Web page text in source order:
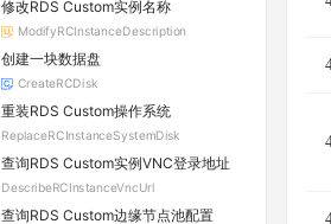
修改RDS Custom实例名称
ModifyRCInstanceDescription
创建一块数据盘
CreateRCDisk
重装RDS Custom操作系统
ReplaceRCInstanceSystemDisk
查询RDS Custom实例VNC登录地址
DescribeRCInstanceVncUrl
查询RDS Custom边缘节点池配置